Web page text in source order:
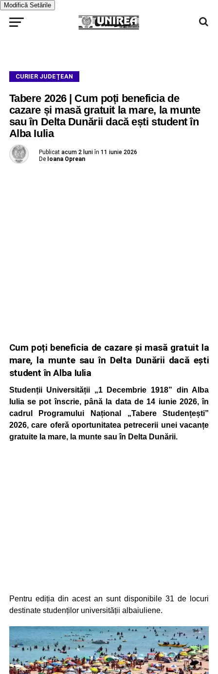
Modifică Setările
CURIER JUDEȚEAN
Tabere 2026 | Cum poți beneficia de
cazare și masă gratuit la mare, la munte
sau în Delta Dunării dacă ești student în
Alba Iulia
Publicat acum 2 luni în 11 iunie 2026
De Ioana Oprean
Cum poți beneficia de cazare și masă gratuit la
mare, la munte sau în Delta Dunării dacă ești
student în Alba Iulia
Studenții Universității „1 Decembrie 1918” din Alba
Iulia se pot înscrie, până la data de 14 iunie 2026, în
cadrul Programului Național „Tabere Studențești”
2026, care oferă oportunitatea petrecerii unei vacanțe
gratuite la mare, la munte sau în Delta Dunării.
Pentru ediția din acest an sunt disponibile 31 de locuri
destinate studenților universității albaiuliene.